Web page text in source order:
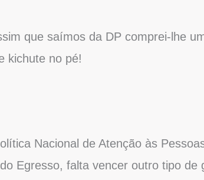
que saímos da DP comprei-lhe
kichute no pé!
Nacional de Atenção às
Egresso, falta vencer outro tipo